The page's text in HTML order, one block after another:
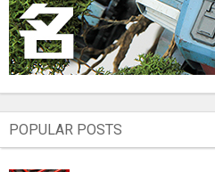
POPULAR POSTS